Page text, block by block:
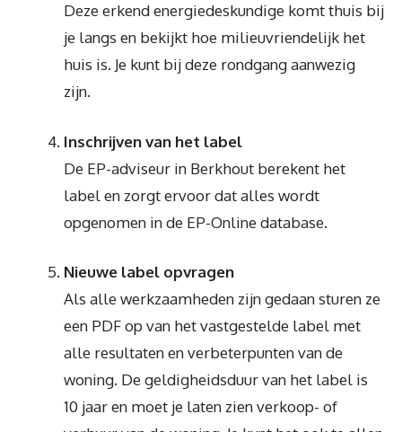
Deze erkend energiedeskundige komt thuis bij
je langs en bekijkt hoe milieuvriendelijk het
huis is. Je kunt bij deze rondgang aanwezig
zijn.
Inschrijven van het label
De EP-adviseur in Berkhout berekent het
label en zorgt ervoor dat alles wordt
opgenomen in de EP-Online database.
Nieuwe label opvragen
Als alle werkzaamheden zijn gedaan sturen ze
een PDF op van het vastgestelde label met
alle resultaten en verbeterpunten van de
woning. De geldigheidsduur van het label is
10 jaar en moet je laten zien verkoop- of